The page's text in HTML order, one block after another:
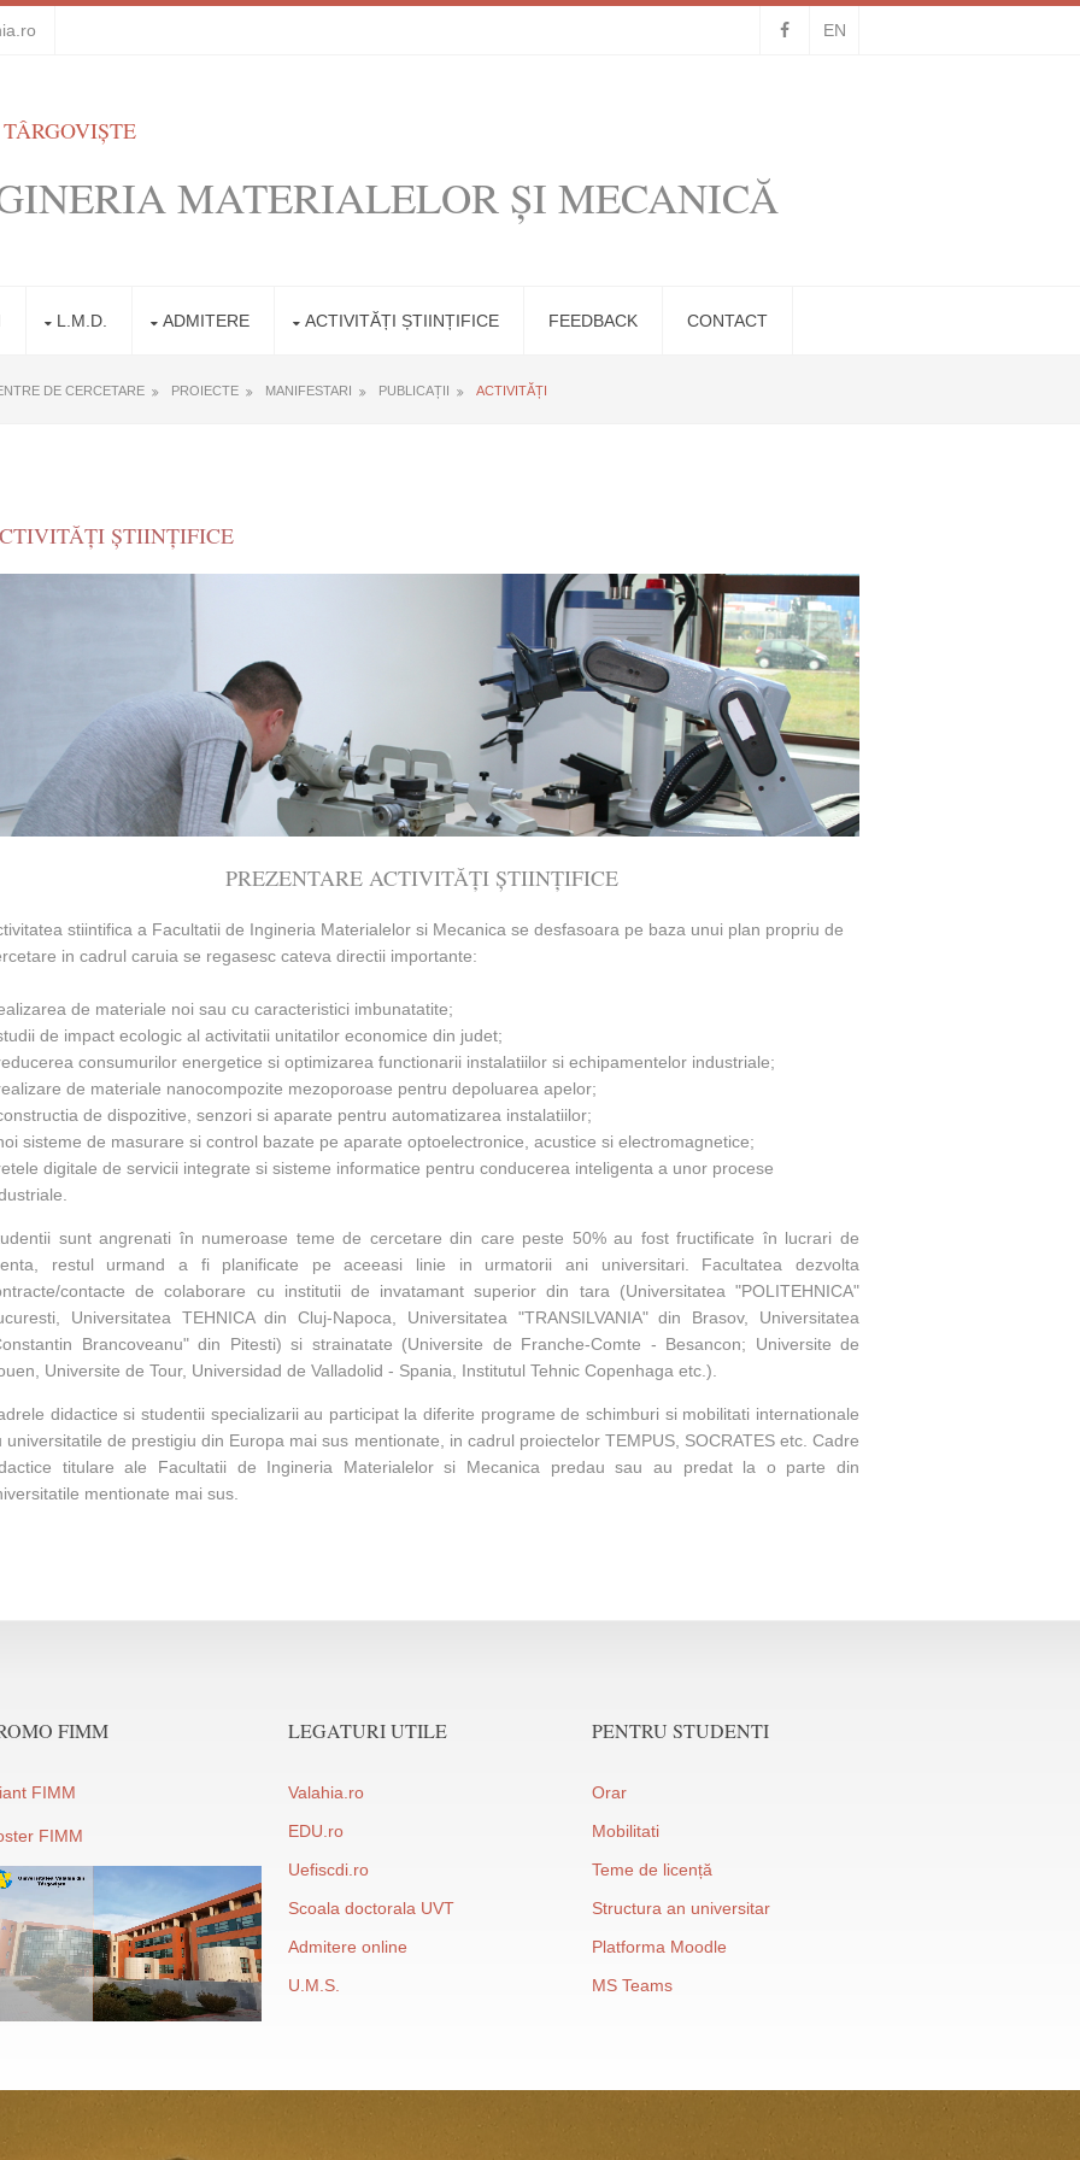
EN
MATERIALELOR ȘI MECANICĂ
L.M.D. ADMITERE ACTIVITĂȚI ȘTIINȚIFICE FEEDBACK CONTACT
DE CERCETARE PROIECTE MANIFESTARI PUBLICAȚII ACTIVITĂȚI
ȘTIINȚIFICE
PREZENTARE ACTIVITĂȚI ȘTIINȚIFICE
stiintifica a Facultatii de Ingineria Materialelor si Mecanica se desfasoara pe baza unui plan propriu de
in cadrul caruia se regasesc cateva directii importante:
de materiale noi sau cu caracteristici imbunatatite;
de impact ecologic al activitatii unitatilor economice din judet;
consumurilor energetice si optimizarea functionarii instalatiilor si echipamentelor industriale;
de materiale nanocompozite mezoporoase pentru depoluarea apelor;
de dispozitive, senzori si aparate pentru automatizarea instalatiilor;
sisteme de masurare si control bazate pe aparate optoelectronice, acustice si electromagnetice;
digitale de servicii integrate si sisteme informatice pentru conducerea inteligenta a unor procese
sunt angrenati în numeroase teme de cercetare din care peste 50% au fost fructificate în lucrari de
restul urmand a fi planificate pe aceeasi linie in urmatorii ani universitari. Facultatea dezvolta
contacte de colaborare cu institutii de invatamant superior din tara (Universitatea "POLITEHNICA"
Universitatea TEHNICA din Cluj-Napoca, Universitatea "TRANSILVANIA" din Brasov, Universitatea
Brancoveanu" din Pitesti) si strainatate (Universite de Franche-Comte - Besancon; Universite de
Universite de Tour, Universidad de Valladolid - Spania, Institutul Tehnic Copenhaga etc.).
didactice si studentii specializarii au participat la diferite programe de schimburi si mobilitati internationale
universitatile de prestigiu din Europa mai sus mentionate, in cadrul proiectelor TEMPUS, SOCRATES etc. Cadre
titulare ale Facultatii de Ingineria Materialelor si Mecanica predau sau au predat la o parte din
mentionate mai sus.
FIMM
FIMM
FIMM
LEGATURI UTILE
Valahia.ro
EDU.ro
Uefiscdi.ro
Scoala doctorala UVT
Admitere online
U.M.S.
PENTRU STUDENTI
Orar
Mobilitati
Teme de licență
Structura an universitar
Platforma Moodle
MS Teams